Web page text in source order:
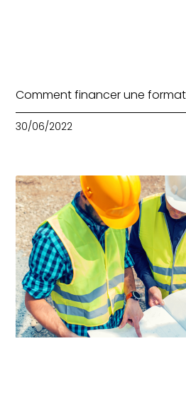
Comment financer une
30/06/2022